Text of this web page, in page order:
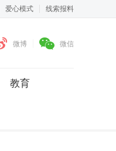
爱心模式 线索报料
微博 微信
教育